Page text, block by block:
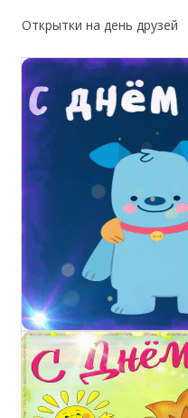
Открытки на день друзей